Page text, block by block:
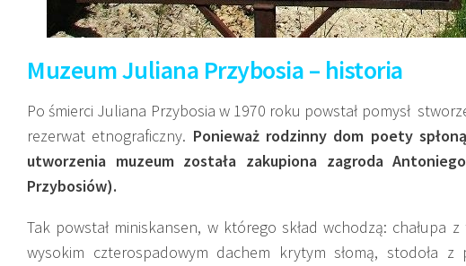
Muzeum Juliana Przybosia – historia
Po śmierci Juliana Przybosia w 1970 roku powstał pomysł
rezerwat etnograficzny. Ponieważ rodzinny dom poety
utworzenia muzeum została zakupiona zagroda
Przybosiów).
Tak powstał miniskansen, w którego skład wchodzą: chałupa
wysokim czterospadowym dachem krytym słomą, stodoła